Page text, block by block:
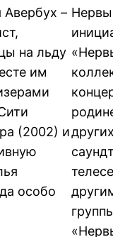
–
на льду
им
(2002) и
особо